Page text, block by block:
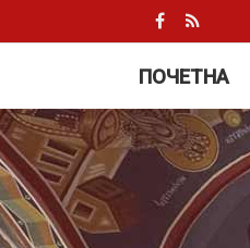
ПОЧЕТНА